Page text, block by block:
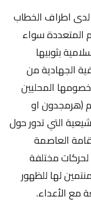
لدى اطراف الخطاب
المتعددة سواء
بثوبيها
الجهادية من
المحليين
(هرمجدون او
التي تدور حول
العاصمة
لحركات مختلفة
لها للظهور
مع الأعداء.